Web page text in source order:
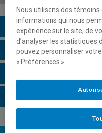
Description du cours
Horaire - Été 2026
Nous utilisons des
informations qui nous
expérience sur le site, de
d’analyser les statistiques
pouvez personnaliser
« Préférences ».